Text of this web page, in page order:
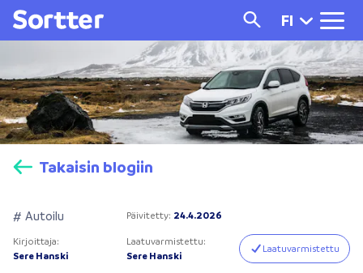
FI
Takaisin blogiin
# Autoilu Päivitetty: 24.4.2026
Kirjoittaja:
Sere Hanski
Laatuvarmistettu:
Sere Hanski
Laatuvarmistettu